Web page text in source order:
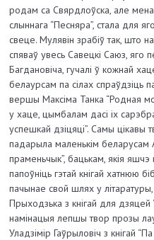
родам са Свярдлоўска, але
слыннага “Песняра”, стала для
свеце. Мулявін зрабіў так, што
спяваў увесь Савецкі Саюз, яго
Багдановіча, гучалі ў кожнай
белаурсам па сілах спраўдзіць
вершы Максіма Танка “Родная
у хаце, цымбалам дасі іх
успешкай дзіцяці”. Самы цікавы
падарыла маленькім беларусам
праменьчык”, бацькам, якія яшчэ
папоўніць гэтай кнігай хатнюю
пачынае свой шлях у
Прыходзька з кнігай для дзяцей
намінацыя лепшы твор прозы
Уладзімір Гаўрыловіч з кнігай